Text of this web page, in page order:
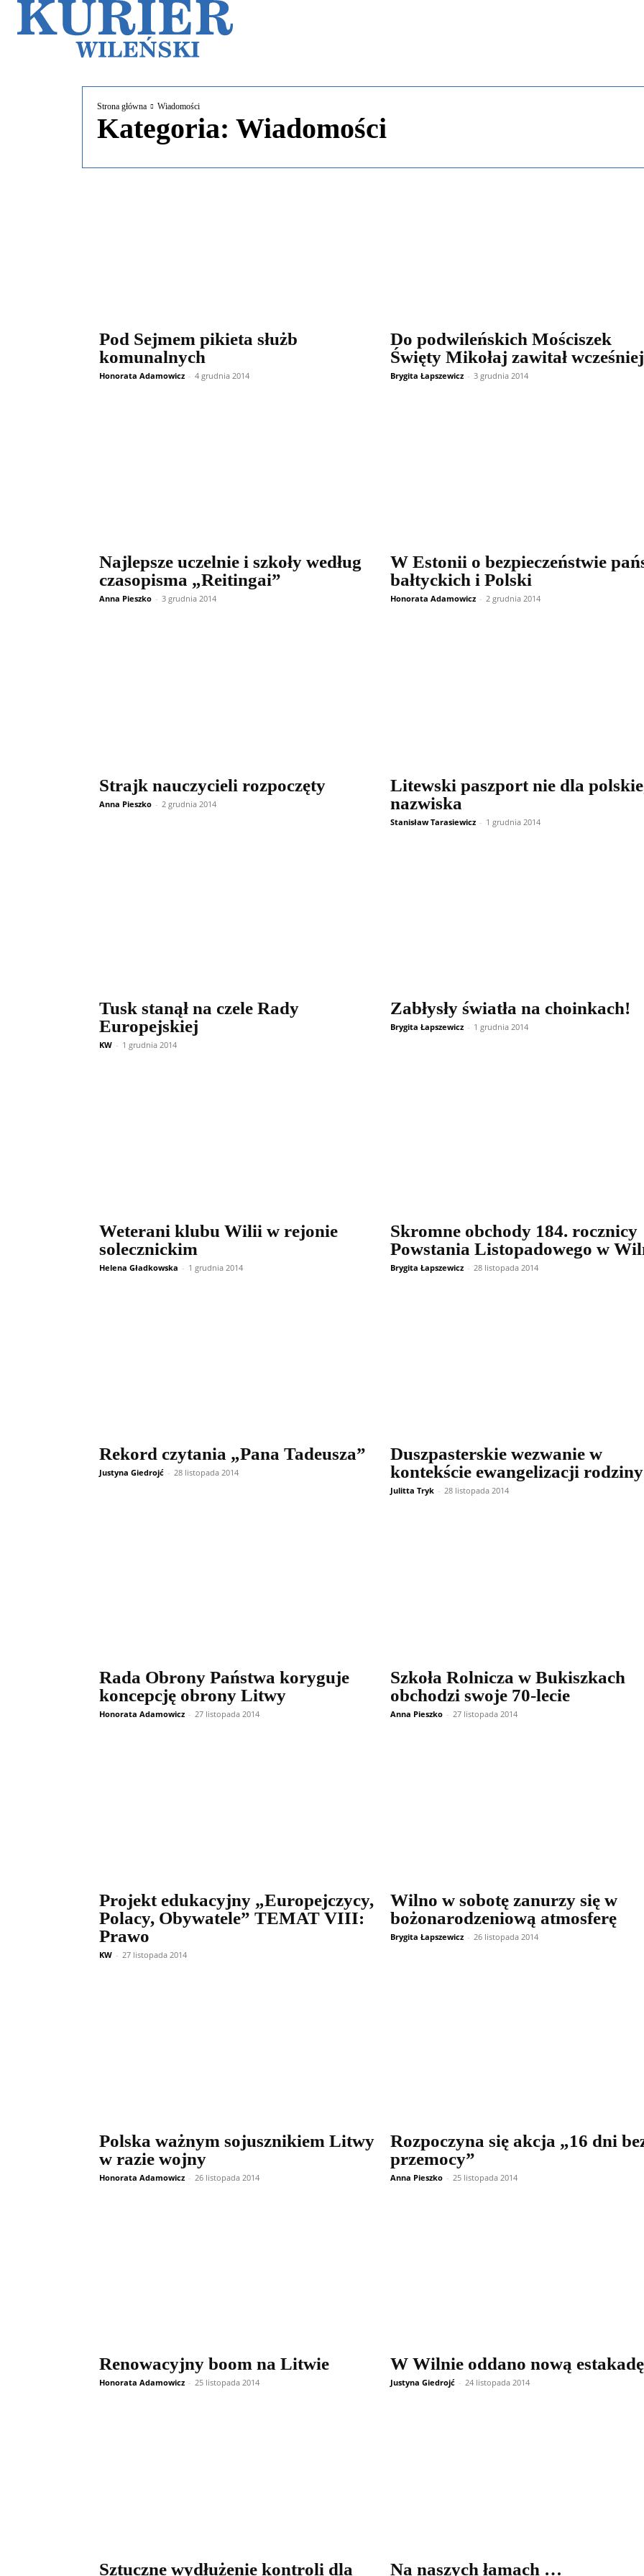
Strona główna Wiadomości
Kategoria: Wiadomości
Pod Sejmem pikieta służb
komunalnych
Honorata Adamowicz - 4 grudnia 2014
Do podwileńskich Mościszek
Święty Mikołaj zawitał wcześniej
Brygita Łapszewicz - 3 grudnia 2014
Najlepsze uczelnie i szkoły według
czasopisma „Reitingai”
Anna Pieszko - 3 grudnia 2014
W Estonii o bezpieczeństwie
bałtyckich i Polski
Honorata Adamowicz - 2 grudnia 2014
Strajk nauczycieli rozpoczęty
Anna Pieszko - 2 grudnia 2014
Litewski paszport nie dla
nazwiska
Stanisław Tarasiewicz - 1 grudnia 2014
Tusk stanął na czele Rady
Europejskiej
KW - 1 grudnia 2014
Zabłysły światła na choinkach!
Brygita Łapszewicz - 1 grudnia 2014
Weterani klubu Wilii w rejonie
solecznickim
Helena Gładkowska - 1 grudnia 2014
Skromne obchody 184. rocznicy
Powstania Listopadowego w
Brygita Łapszewicz - 28 listopada 2014
Rekord czytania „Pana Tadeusza”
Justyna Giedrojć - 28 listopada 2014
Duszpasterskie wezwanie w
kontekście ewangelizacji rodziny
Julitta Tryk - 28 listopada 2014
Rada Obrony Państwa koryguje
koncepcję obrony Litwy
Honorata Adamowicz - 27 listopada 2014
Szkoła Rolnicza w Bukiszkach
obchodzi swoje 70-lecie
Anna Pieszko - 27 listopada 2014
Projekt edukacyjny „Europejczycy,
Polacy, Obywatele” TEMAT VIII:
Prawo
KW - 27 listopada 2014
Wilno w sobotę zanurzy się w
bożonarodzeniową atmosferę
Brygita Łapszewicz - 26 listopada 2014
Polska ważnym sojusznikiem Litwy
w razie wojny
Honorata Adamowicz - 26 listopada 2014
Rozpoczyna się akcja „16 dni
przemocy”
Anna Pieszko - 25 listopada 2014
Renowacyjny boom na Litwie
Honorata Adamowicz - 25 listopada 2014
W Wilnie oddano nową estakadę
Justyna Giedrojć - 24 listopada 2014
Sztuczne wydłużenie kontroli dla Na naszych łamach …